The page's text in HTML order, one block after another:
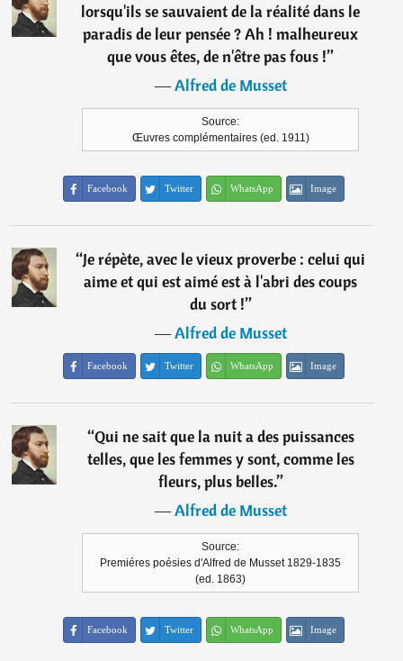
lorsqu'ils se sauvaient de la réalité dans le
paradis de leur pensée ? Ah ! malheureux
que vous êtes, de n'être pas fous !”
―Alfred de Musset
Source:
Œuvres complémentaires (ed. 1911)
Facebook Twitter WhatsApp Image
“Je répète, avec le vieux proverbe : celui qui
aime et qui est aimé est à l'abri des coups
du sort !”
―Alfred de Musset
Facebook Twitter WhatsApp Image
“Qui ne sait que la nuit a des puissances
telles, que les femmes y sont, comme les
fleurs, plus belles.”
―Alfred de Musset
Source:
Premiéres poésies d'Alfred de Musset 1829-1835
(ed. 1863)
Facebook Twitter WhatsApp Image